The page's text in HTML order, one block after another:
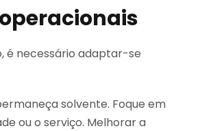
é necessário adaptar-se
solvente. Foque em
ou o serviço. Melhorar a